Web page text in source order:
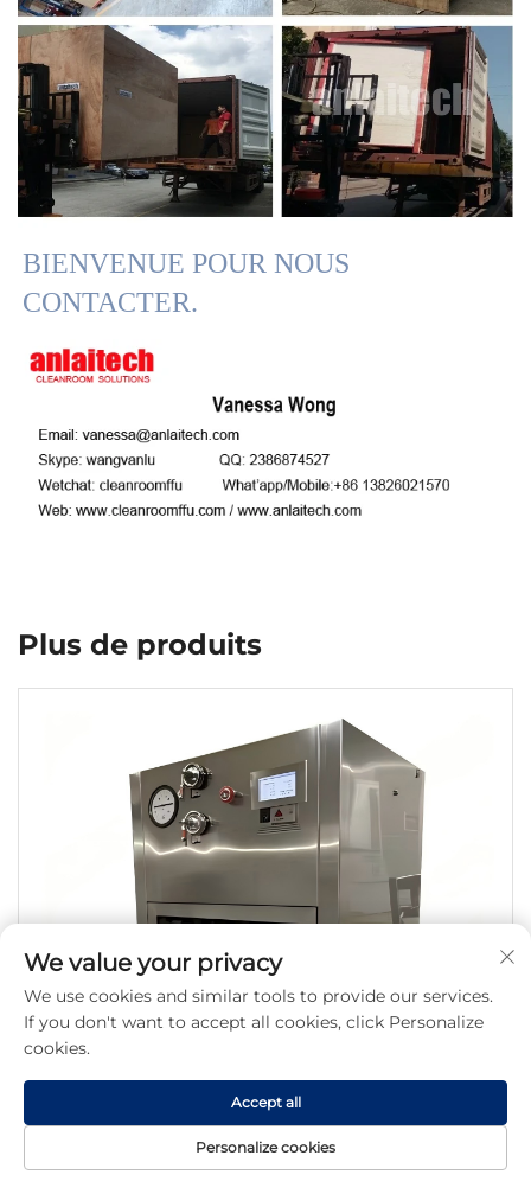
BIENVENUE POUR NOUS
CONTACTER.
Plus de produits
We value your privacy
We use cookies and similar tools to provide our services.
If you don't want to accept all cookies, click Personalize
cookies.
Personalize cookies
Accept all